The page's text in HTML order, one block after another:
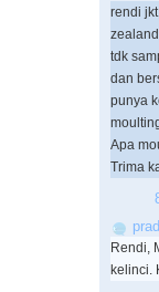
rendi
tdk
dan
punya
Apa
Trima
Rendi,
kelinci.